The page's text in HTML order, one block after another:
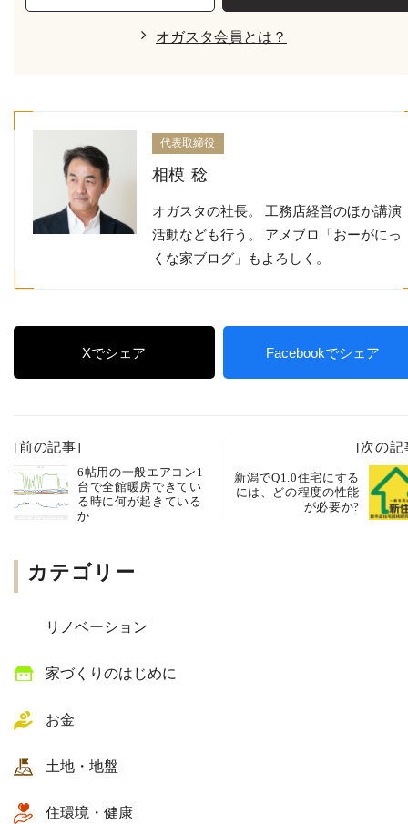
オガスタ会員とは？
代表取締役
相模 稔
オガスタの社長。 工務店経営のほか講演
活動なども行う。 アメブロ「おーがにっ
くな家ブログ」もよろしく。
Xでシェア Facebookでシェア
[前の記事]
6帖用の一般エアコン1
台で全館暖房できてい
る時に何が起きている
か
[次の記
新潟でQ1.0住宅にする
には、どの程度の性能
が必要か?
カテゴリー
リノベーション
家づくりのはじめに
お金
土地・地盤
住環境・健康